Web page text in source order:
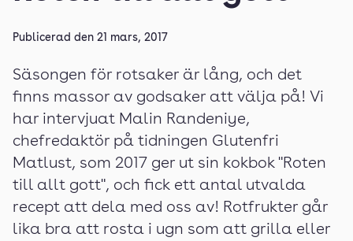
Publicerad den 21 mars, 2017
Säsongen för rotsaker är lång, och det
finns massor av godsaker att välja på! Vi
har intervjuat Malin Randeniye,
chefredaktör på tidningen Glutenfri
Matlust, som 2017 ger ut sin kokbok "Roten
till allt gott", och fick ett antal utvalda
recept att dela med oss av! Rotfrukter går
lika bra att rosta i ugn som att grilla eller